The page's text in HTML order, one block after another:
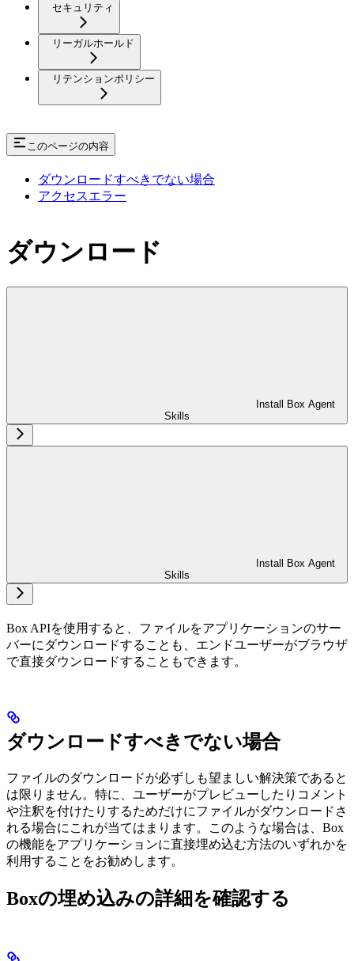
セキュリティ
リーガルホールド
リテンションポリシー
このページの内容
ダウンロードすべきでない場合
アクセスエラー
ダウンロード
Install Box Agent
Skills
Install Box Agent
Skills
Box APIを使用すると、ファイルをアプリケーションのサー
バーにダウンロードすることも、エンドユーザーがブラウザ
で直接ダウンロードすることもできます。
ダウンロードすべきでない場合
ファイルのダウンロードが必ずしも望ましい解決策であると
は限りません。特に、ユーザーがプレビューしたりコメント
や注釈を付けたりするためだけにファイルがダウンロードさ
れる場合にこれが当てはまります。このような場合は、Box
の機能をアプリケーションに直接埋め込む方法のいずれかを
利用することをお勧めします。
Boxの埋め込みの詳細を確認する